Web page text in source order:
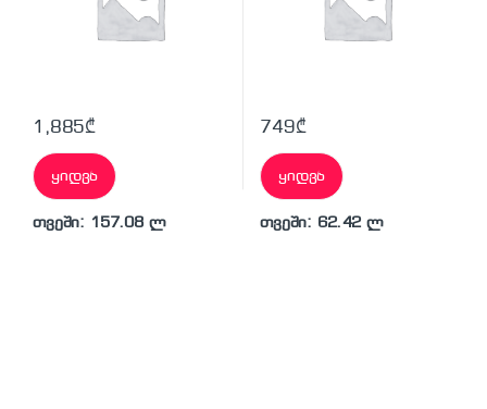
1,885₾
ყიდვა
თვეში: 157.08 ლ
749₾
ყიდვა
თვეში: 62.42 ლ